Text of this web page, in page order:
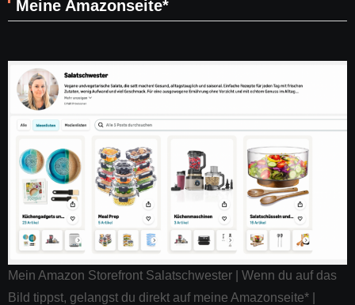
Meine Amazonseite*
Mein Amazon Storefront Salatschwester | Wenn du auf das
Bild tippst, gelangst du direkt auf meine Amazonseite* |